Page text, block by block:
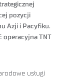
pozycji
Azji i Pacyfiku.
operacyjna TNT
usługi